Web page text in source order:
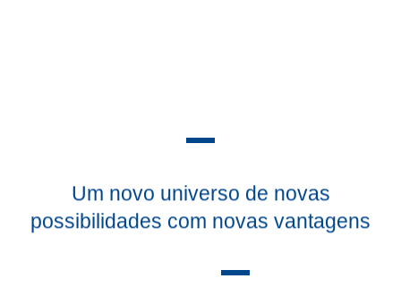
Um novo universo de novas
possibilidades com novas vantagens